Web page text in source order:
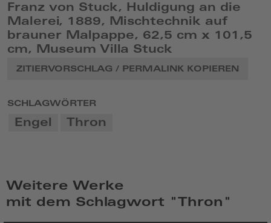
Franz von Stuck, Huldigung an die
Malerei, 1889, Mischtechnik auf
brauner Malpappe, 62,5 cm x 101,5
cm, Museum Villa Stuck
ZITIERVORSCHLAG / PERMALINK KOPIEREN
SCHLAGWÖRTER
Engel Thron
Weitere Werke
mit dem Schlagwort "Thron"